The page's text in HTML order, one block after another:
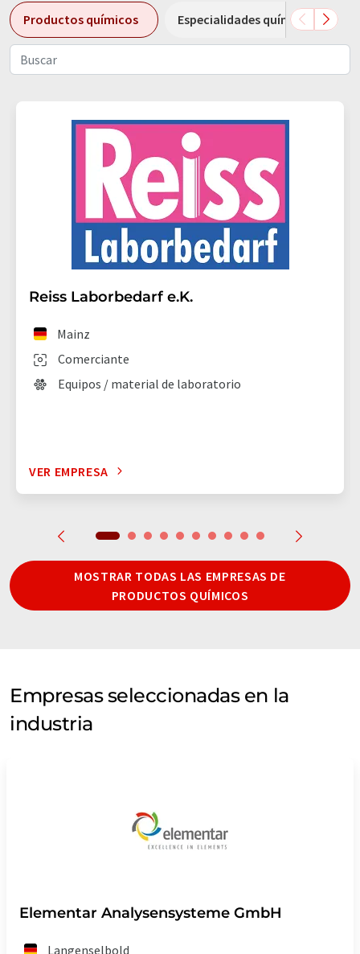
Productos químicos Especialidades químicas
Reiss Laborbedarf e.K.
Comerciante
Mainz
Equipos / material de laboratorio
VER EMPRESA
MOSTRAR TODAS LAS EMPRESAS DE
PRODUCTOS QUÍMICOS
Empresas seleccionadas en la
industria
Elementar Analysensysteme GmbH
Langenselbold